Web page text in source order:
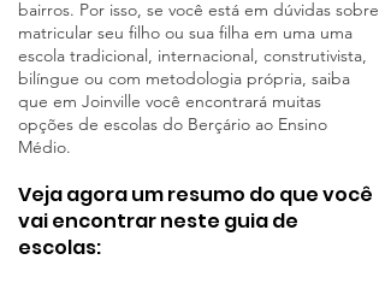
bairros. Por isso, se você está em dúvidas sobre
matricular seu filho ou sua filha em uma uma
escola tradicional, internacional, construtivista,
bilíngue ou com metodologia própria, saiba
que em Joinville você encontrará muitas
opções de escolas do Berçário ao Ensino
Médio.
Veja agora um resumo do que você
vai encontrar neste guia de
escolas: